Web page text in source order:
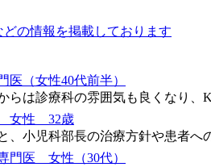
の情報を掲載しております
医（女性40代前半）
らは診療科の雰囲気も良くなり、
女性 32歳
、小児科部長の治療方針や患者へ
門医 女性（30代）